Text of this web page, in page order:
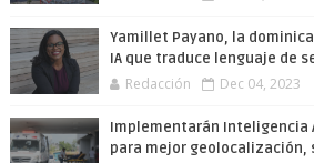
Yamillet Payano, la
IA que traduce lenguaje de
Redacción Dec 04, 2023
Implementarán Inteligencia
para mejor geolocalización,